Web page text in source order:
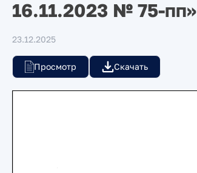
16.11.2023 № 75-пп»
23.12.2025
Просмотр Скачать